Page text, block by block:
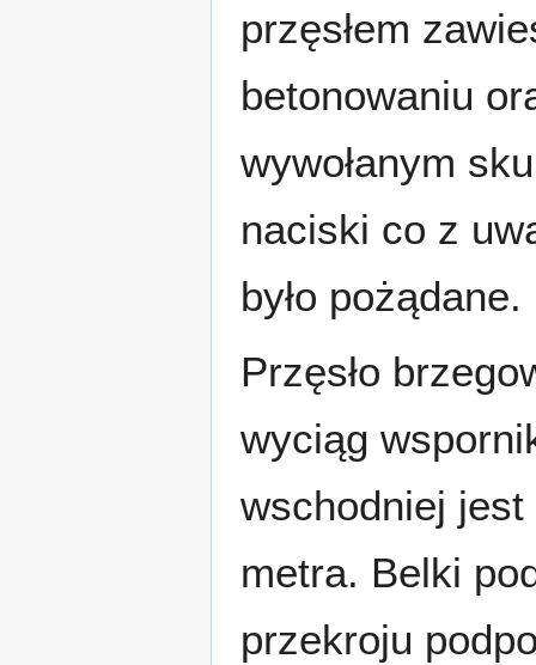
przęsłem
betonowaniu
wywołanym
naciski co z
było pożądane.
Przęsło
wyciąg
wschodniej jest
metra. Belki
przekroju